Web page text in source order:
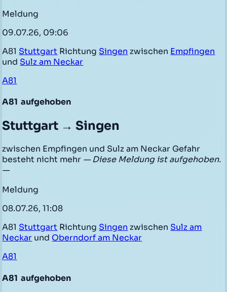
Meldung
09.07.26, 09:06
A81 Stuttgart Richtung Singen zwischen Empfingen
und Sulz am Neckar
A81
A81 aufgehoben
Stuttgart → Singen
zwischen Empfingen und Sulz am Neckar Gefahr
besteht nicht mehr — Diese Meldung ist aufgehoben.
—
Meldung
08.07.26, 11:08
A81 Stuttgart Richtung Singen zwischen Sulz am
Neckar und Oberndorf am Neckar
A81
A81 aufgehoben